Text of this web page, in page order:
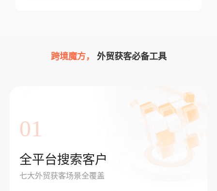
跨境魔方， 外贸获客必备工具
01
全平台搜索客户
七大外贸获客场景全覆盖